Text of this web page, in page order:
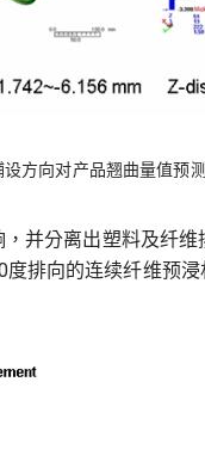
方向对产品翘曲量值预测
并分离出塑料及纤
排向的连续纤维预